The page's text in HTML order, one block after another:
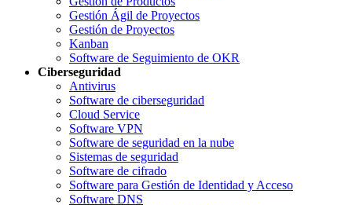
Gestión Ágil de Proyectos
Gestión de Proyectos
Kanban
Software de Seguimiento de OKR
Ciberseguridad
Antivirus
Software de ciberseguridad
Cloud Service
Software VPN
Software de seguridad en la nube
Sistemas de seguridad
Software de cifrado
Software para Gestión de Identidad y Acceso
Software DNS